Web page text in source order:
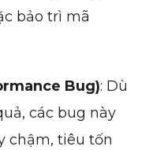
bảo trì mã
Bug): Dù
các bug này
chậm, tiêu tốn